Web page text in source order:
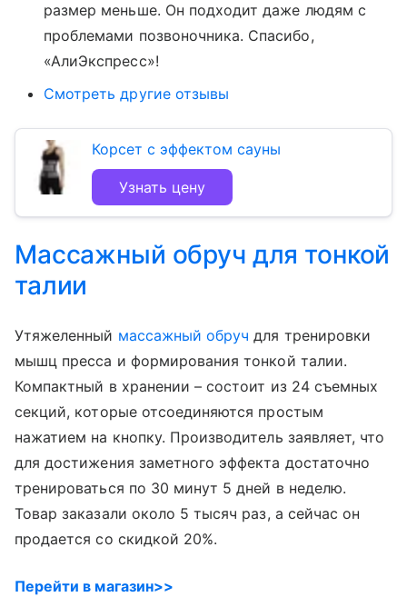
размер меньше. Он подходит даже людям с
проблемами позвоночника. Спасибо,
«АлиЭкспресс»!
Смотреть другие отзывы
Корсет с эффектом сауны
Узнать цену
Массажный обруч для тонкой
талии
Утяжеленный массажный обруч для тренировки
мышц пресса и формирования тонкой талии.
Компактный в хранении – состоит из 24 съемных
секций, которые отсоединяются простым
нажатием на кнопку. Производитель заявляет, что
для достижения заметного эффекта достаточно
тренироваться по 30 минут 5 дней в неделю.
Товар заказали около 5 тысяч раз, а сейчас он
продается со скидкой 20%.
Перейти в магазин>>